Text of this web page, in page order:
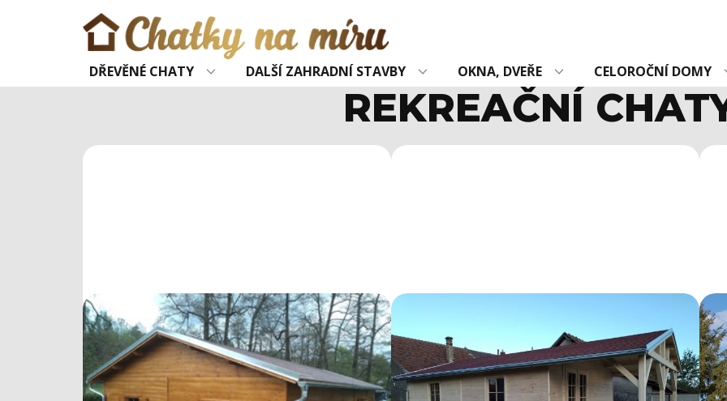
DŘEVĚNÉ CHATY DALŠÍ ZAHRADNÍ STAVBY OKNA, DVEŘE CELOROČNÍ DOMY
REKREAČNÍ